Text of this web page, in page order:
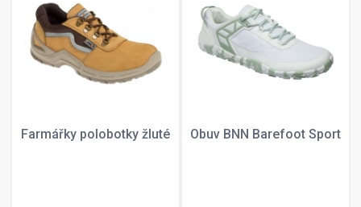
Farmářky polobotky žluté Obuv BNN Barefoot Sport